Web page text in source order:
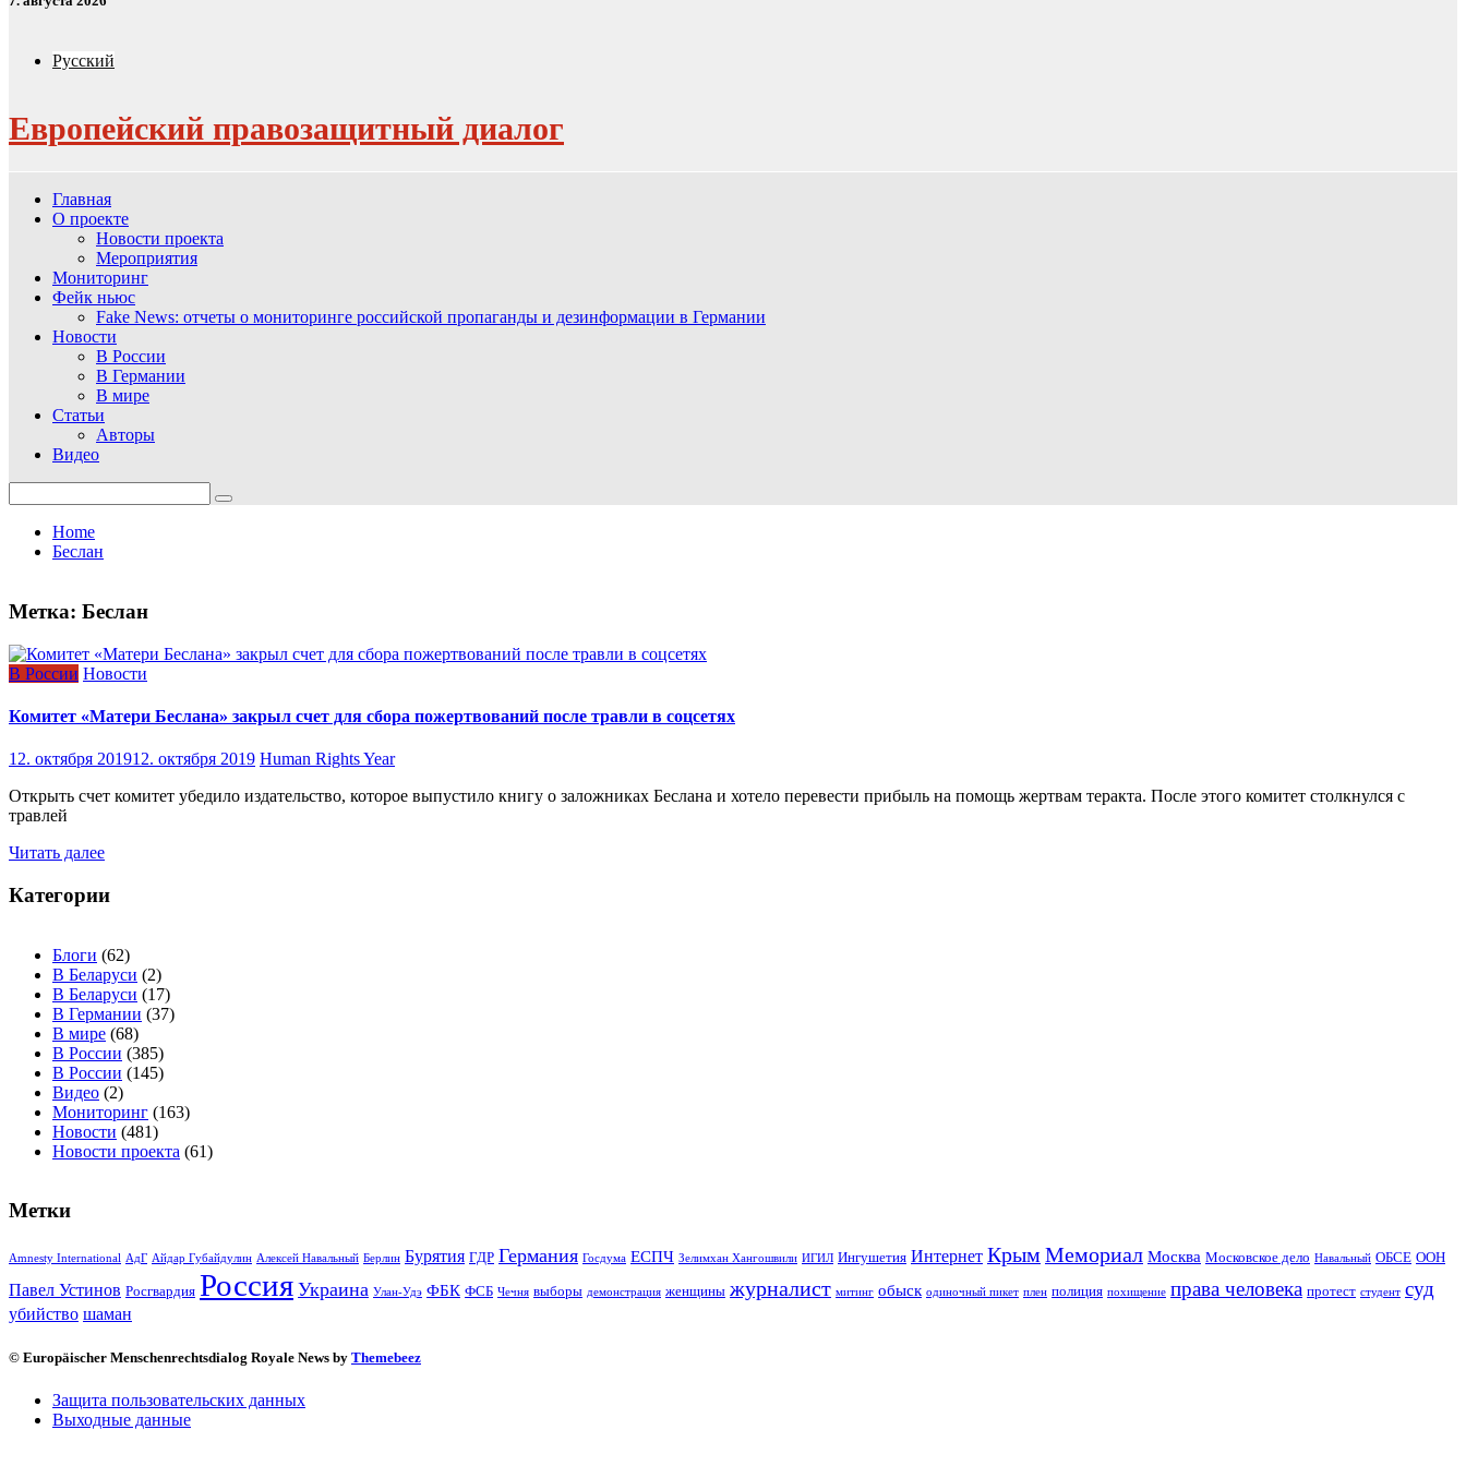
Русский
Европейский правозащитный диалог
Главная
О проекте
Новости проекта
Мероприятия
Мониторинг
Фейк ньюс
Fake News: отчеты о мониторинге российской пропаганды и дезинформации в Германии
Новости
В России
В Германии
В мире
Статьи
Авторы
Видео
for:
Home
Беслан
Метка: Беслан
В России Новости
Комитет «Матери Беслана» закрыл счет для сбора пожертвований после травли в соцсетях
12. октября 201912. октября 2019 Human Rights Year
Открыть счет комитет убедило издательство, которое выпустило книгу о заложниках Беслана и хотело перевести прибыль на помощь жертвам теракта. После этого комитет столкнулся с
травлей
Читать далее
Категории
Блоги (62)
В Беларуси (2)
В Беларуси (17)
В Германии (37)
В мире (68)
В России (385)
В России (145)
Видео (2)
Мониторинг (163)
Новости (481)
Новости проекта (61)
Метки
Amnesty International АдГ Айдар Губайдулин Алексей Навальный Берлин Бурятия ГДР Германия Госдума ЕСПЧ Зелимхан Хангошвили ИГИЛ Ингушетия Интернет Крым Мемориал Москва Московское дело Навальный ОБСЕ ООН
Павел Устинов Росгвардия Россия Украина Улан-Удэ ФБК ФСБ Чечня выборы демонстрация женщины журналист митинг обыск одиночный пикет плен полиция похищение права человека протест студент суд
убийство шаман
© Europäischer Menschenrechtsdialog Royale News by Themebeez
Защита пользовательских данных
Выходные данные